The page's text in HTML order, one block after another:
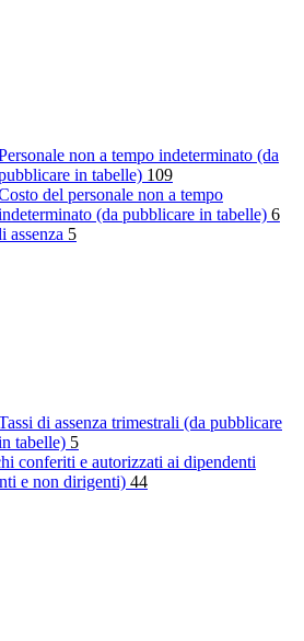
non a tempo indeterminato (da
in tabelle) 109
del personale non a tempo
(da pubblicare in tabelle) 6
assenza 5
di assenza trimestrali (da pubblicare
tabelle) 5
conferiti e autorizzati ai dipendenti
e non dirigenti) 44